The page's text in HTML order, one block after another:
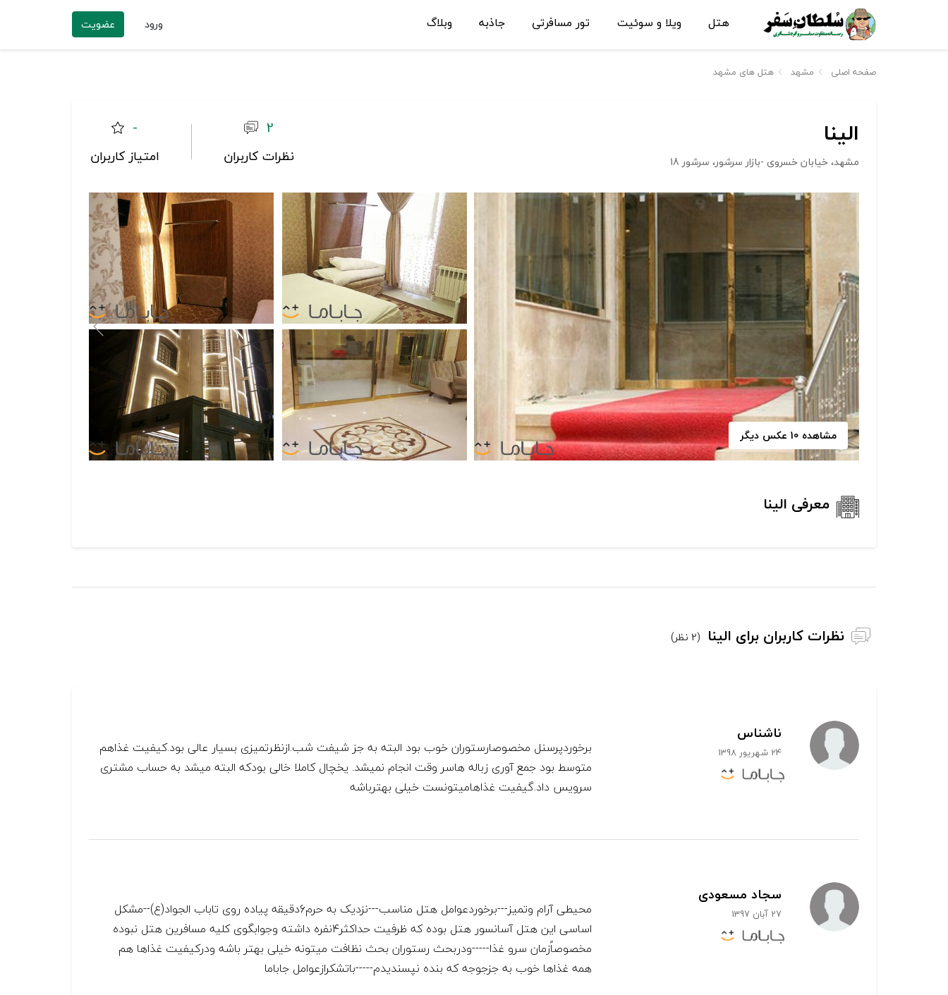
هتل ویلا و سوئیت تور مسافرتی جاذبه وبلاگ ورود عضویت
صفحه اصلی مشهد هتل های مشهد
الینا
مشهد، خیابان خسروی -بازار سرشور، سرشور 18
-
امتیاز کاربران
2
نظرات کاربران
مشاهده 10 عکس دیگر
معرفی الینا
نظرات کاربران برای الینا (2 نظر)
ناشناس
24 شهریور 1398
برخوردپرسنل مخصوصارستوران خوب بود البته به جز شیفت شب.ازنظرتمیزی بسیار عالی بود.کیفیت غذاهم
متوسط بود جمع آوری زباله هاسر وقت انجام نمیشد. یخچال کاملا خالی بودکه البته میشد به حساب مشتری
سرویس داد.گیفیت غذاهامیتونست خیلی بهترباشه
سجاد مسعودی
27 آبان 1397
محیطی آرام وتمیز---برخوردعوامل هتل مناسب---نزدیک به حرم6دقیقه پیاده روی تاباب الجواد(ع)--مشکل
اساسی این هتل آسانسور هتل بوده که ظرفیت حداکثر4نفره داشته وجوابگوی کلیه مسافرین هتل نبوده
مخصوصاًزمان سرو غذا-----ودربحث رستوران بحث نظافت میتونه خیلی بهتر باشه ودرکیفیت غذاها هم
همه غذاها خوب به جزجوجه که بنده نپسندیدم-----باتشکرازعوامل جاباما